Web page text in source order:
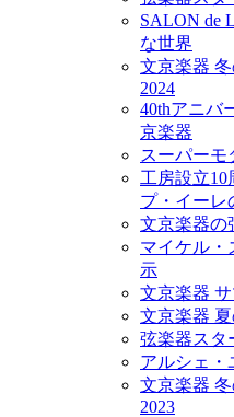
SALON de
な世界
文京楽器
2024
40thアニバ
京楽器
スーパー
工房設立10
プ・イーレ
文京楽器の
マイケル・
示
文京楽器
文京楽器
弦楽器スタ
アルシェ
文京楽器
2023